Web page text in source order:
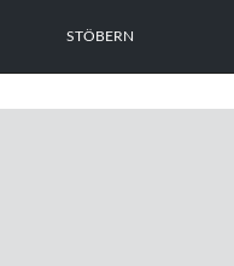
STÖBERN